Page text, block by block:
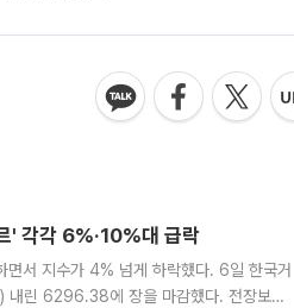
' 각각 6%·10%대 급락
면서 지수가 4% 넘게 하락했다. 6일 한국거
내린 6296.38에 장을 마감했다. 전장보다